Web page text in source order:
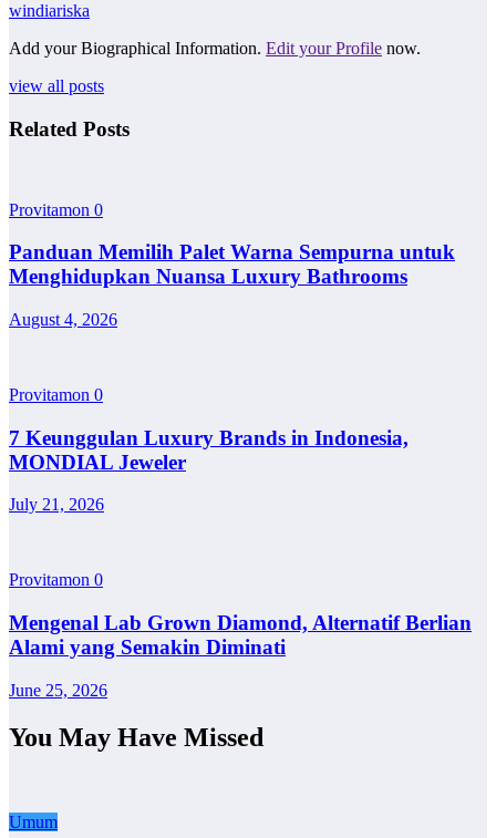
windiariska
Add your Biographical Information. Edit your Profile now.
view all posts
Related Posts
Provitamon 0
Panduan Memilih Palet Warna Sempurna untuk
Menghidupkan Nuansa Luxury Bathrooms
August 4, 2026
Provitamon 0
7 Keunggulan Luxury Brands in Indonesia,
MONDIAL Jeweler
July 21, 2026
Provitamon 0
Mengenal Lab Grown Diamond, Alternatif Berlian
Alami yang Semakin Diminati
June 25, 2026
You May Have Missed
Umum